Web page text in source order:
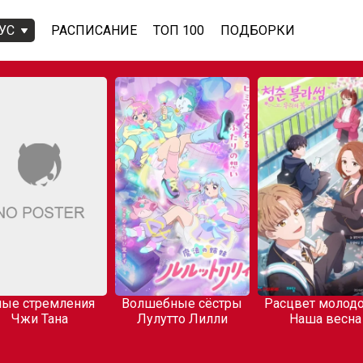
РАСПИСАНИЕ ТОП 100 ПОДБОРКИ
стремления
Чжи Тана
Волшебные сёстры
Лулутто Лилли
Расцвет
Наша весна